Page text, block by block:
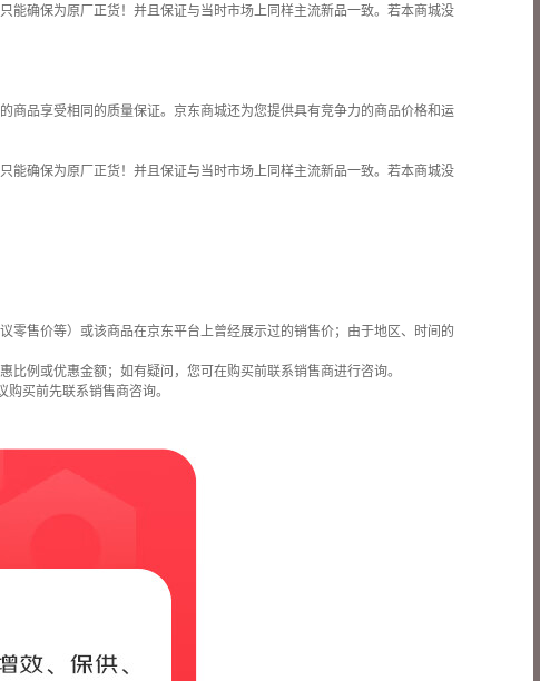
能确保为原厂正货！并且保证与当时市场上同样主流新品一致。若本商城没
品享受相同的质量保证。京东商城还为您提供具有竞争力的商品价格和运
能确保为原厂正货！并且保证与当时市场上同样主流新品一致。若本商城没
零售价等）或该商品在京东平台上曾经展示过的销售价；由于地区、时间的
例或优惠金额；如有疑问，您可在购买前联系销售商进行咨询。
买前先联系销售商咨询。